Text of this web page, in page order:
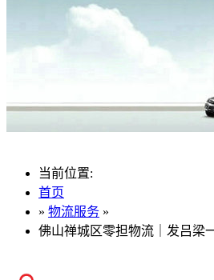
当前位置:
首页
» 物流服务 »
佛山禅城区零担物流｜发吕梁